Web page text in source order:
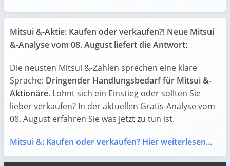
Mitsui &-Aktie: Kaufen oder verkaufen?! Neue Mitsui
&-Analyse vom 08. August liefert die Antwort:
Die neusten Mitsui &-Zahlen sprechen eine klare
Sprache: Dringender Handlungsbedarf für Mitsui &-
Aktionäre. Lohnt sich ein Einstieg oder sollten Sie
lieber verkaufen? In der aktuellen Gratis-Analyse vom
08. August erfahren Sie was jetzt zu tun ist.
Mitsui &: Kaufen oder verkaufen? Hier weiterlesen...